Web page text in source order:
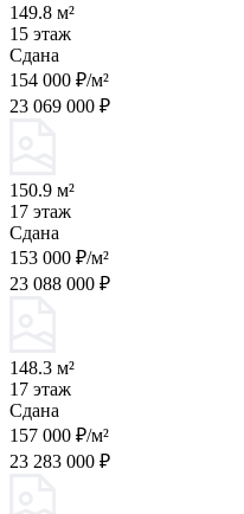
149.8 м²
15 этаж
Сдана
154 000 ₽/м²
23 069 000 ₽
150.9 м²
17 этаж
Сдана
153 000 ₽/м²
23 088 000 ₽
148.3 м²
17 этаж
Сдана
157 000 ₽/м²
23 283 000 ₽